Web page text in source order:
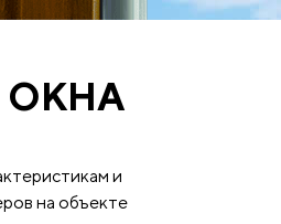
ОКНА
и
на объекте